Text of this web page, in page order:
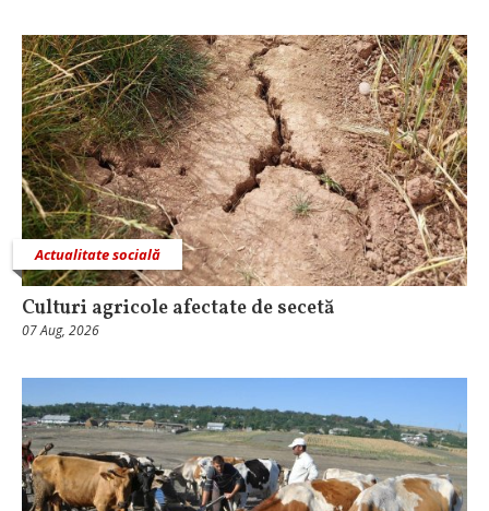
Actualitate socială
Culturi agricole afectate de secetă
07 Aug, 2026